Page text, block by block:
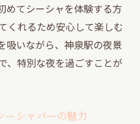
めてシーシャを体験する方
くれるため安心して楽しむ
吸いながら、神泉駅の夜景
、特別な夜を過ごすことが
ーシャバーの魅力